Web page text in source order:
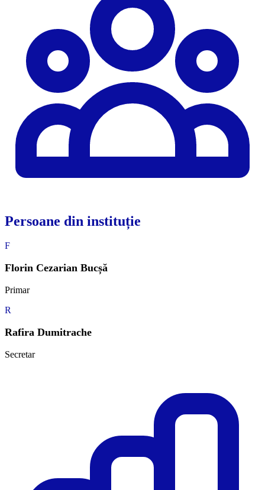
Persoane din instituție
F
Florin Cezarian Bucșă
Primar
R
Rafira Dumitrache
Secretar